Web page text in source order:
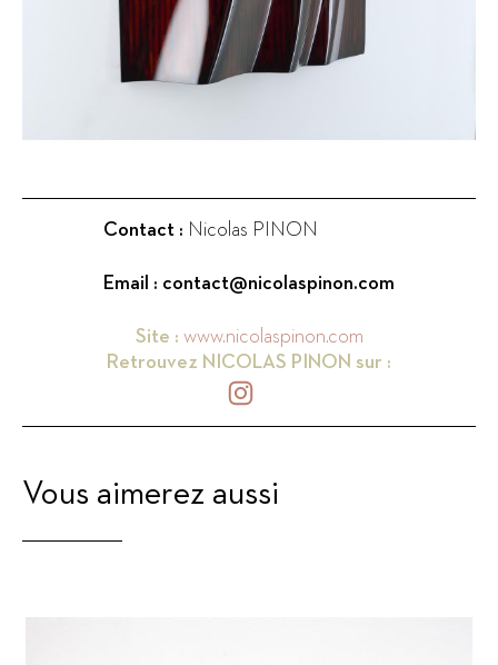
Contact : Nicolas PINON
Email : contact@nicolaspinon.com
Site : www.nicolaspinon.com
Retrouvez NICOLAS PINON sur :
Vous aimerez aussi